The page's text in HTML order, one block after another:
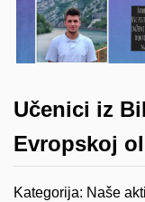
Učenici iz
Evropskoj
Kategorija: Naše